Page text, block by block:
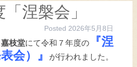
涅槃会」
Posted 2026年5月8日
枝堂にて令和７年度の『涅
会）』
が行われました。